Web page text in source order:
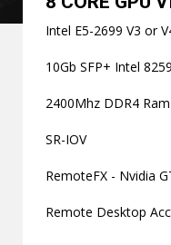
Intel E5-2699 V3 or
10Gb SFP+ Intel
2400Mhz DDR4 Ram
SR-IOV
RemoteFX - Nvidia
Remote Desktop